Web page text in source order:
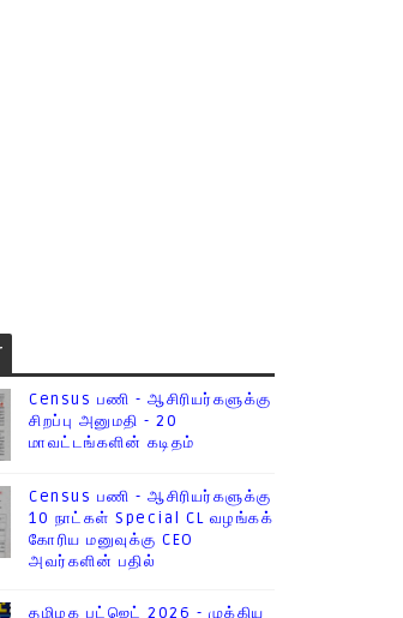
Census பணி - ஆசிரியர்களுக்கு
சிறப்பு அனுமதி - 20
மாவட்டங்களின் கடிதம்
Census பணி - ஆசிரியர்களுக்கு
10 நாட்கள் Special CL வழங்கக்
கோரிய மனுவுக்கு CEO
அவர்களின் பதில்
தமிழக பட்ஜெட் 2026 - முக்கிய